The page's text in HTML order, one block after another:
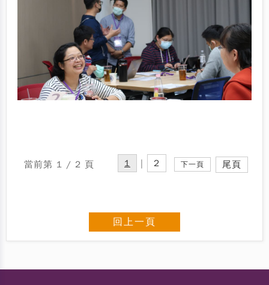
當前第 1 / 2 頁 1 | 2 下一頁 尾頁
回上一頁